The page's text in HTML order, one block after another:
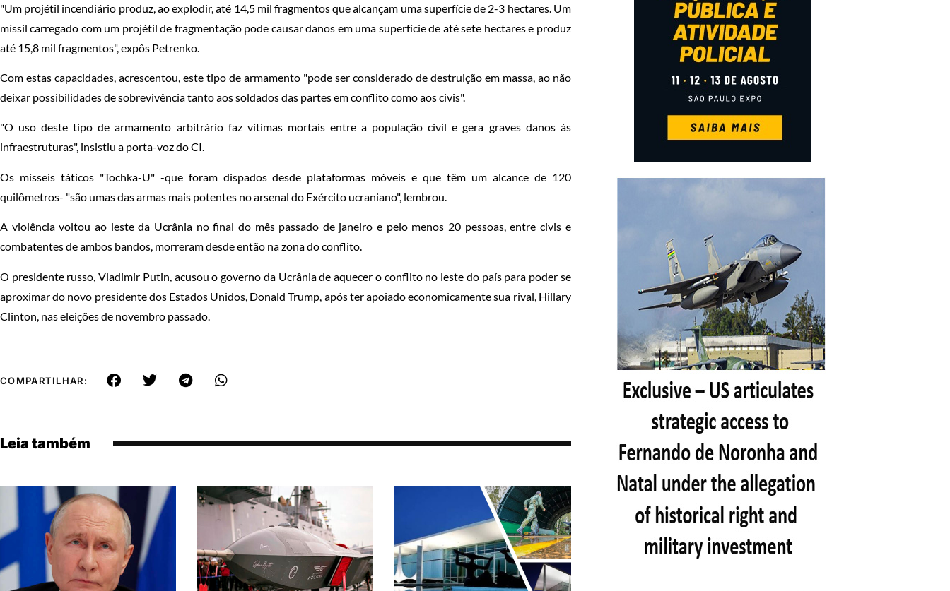
"Um projétil incendiário produz, ao explodir, até 14,5 mil fragmentos que alcançam uma superfície de 2-3 hectares. Um
míssil carregado com um projétil de fragmentação pode causar danos em uma superfície de até sete hectares e produz
até 15,8 mil fragmentos", expôs Petrenko.
Com estas capacidades, acrescentou, este tipo de armamento "pode ser considerado de destruição em massa, ao não
deixar possibilidades de sobrevivência tanto aos soldados das partes em conflito como aos civis".
"O uso deste tipo de armamento arbitrário faz vítimas mortais entre a população civil e gera graves danos às
infraestruturas", insistiu a porta-voz do CI.
Os mísseis táticos "Tochka-U" -que foram dispados desde plataformas móveis e que têm um alcance de 120
quilômetros- "são umas das armas mais potentes no arsenal do Exército ucraniano", lembrou.
A violência voltou ao leste da Ucrânia no final do mês passado de janeiro e pelo menos 20 pessoas, entre civis e
combatentes de ambos bandos, morreram desde então na zona do conflito.
O presidente russo, Vladimir Putin, acusou o governo da Ucrânia de aquecer o conflito no leste do país para poder se
aproximar do novo presidente dos Estados Unidos, Donald Trump, após ter apoiado economicamente sua rival, Hillary
Clinton, nas eleições de novembro passado.
COMPARTILHAR:
Leia também